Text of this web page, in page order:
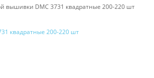
вышивки DMC 3731 квадратные 200-220 шт